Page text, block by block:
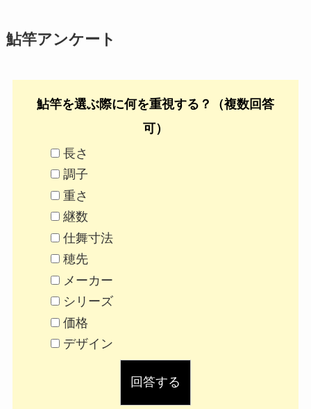
鮎竿アンケート
鮎竿を選ぶ際に何を重視する？（複数回答
可）
長さ
調子
重さ
継数
仕舞寸法
穂先
メーカー
シリーズ
価格
デザイン